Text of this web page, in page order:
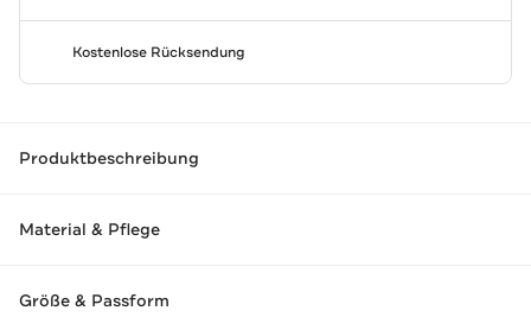
Kostenlose Rücksendung
Produktbeschreibung
Material & Pflege
Größe & Passform